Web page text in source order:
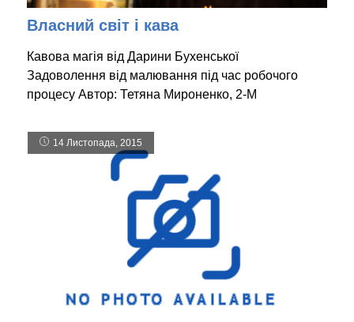
Власний світ і кава
Кавова магія від Дарини Бухенської
Задоволення від малювання під час робочого
процесу Автор: Тетяна Мироненко, 2-М
14 Листопада, 2015